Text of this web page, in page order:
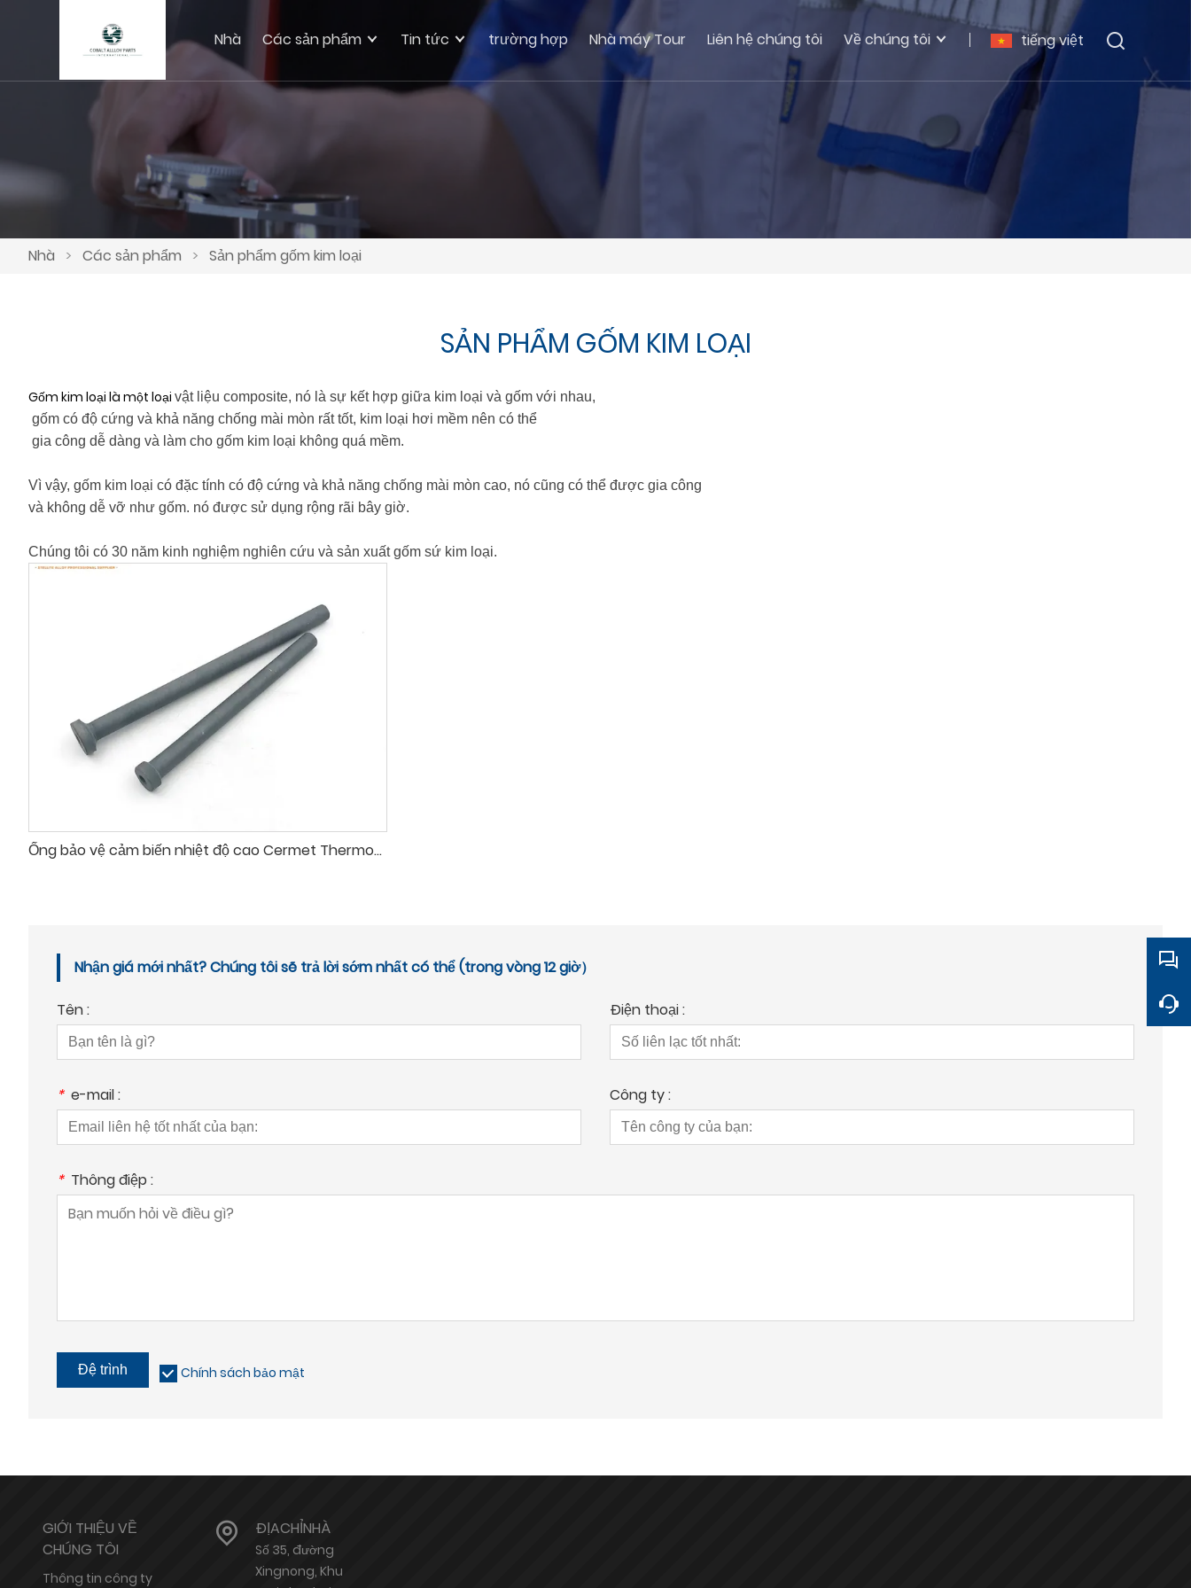
tiếng việt
Nhà Các sản phẩm Tin tức trường hợp Nhà máy Tour Liên hệ chúng tôi Về chúng tôi
Nhà > Các sản phẩm > Sản phẩm gốm kim loại
SẢN PHẨM GỐM KIM LOẠI
Gốm kim loại là một loại vật liệu composite, nó là sự kết hợp giữa kim loại và gốm với nhau,
gốm có độ cứng và khả năng chống mài mòn rất tốt, kim loại hơi mềm nên có thể
gia công dễ dàng và làm cho gốm kim loại không quá mềm.
Vì vậy, gốm kim loại có đặc tính có độ cứng và khả năng chống mài mòn cao, nó cũng có thể được gia công
và không dễ vỡ như gốm. nó được sử dụng rộng rãi bây giờ.
Chúng tôi có 30 năm kinh nghiệm nghiên cứu và sản xuất gốm sứ kim loại.
Ống bảo vệ cảm biến nhiệt độ cao Cermet Thermowell
Nhận giá mới nhất? Chúng tôi sẽ trả lời sớm nhất có thể (trong vòng 12 giờ）
Tên : Điện thoại :
* e-mail : Công ty :
* Thông điệp :
Đệ trình Chính sách bảo mật
GIỚI THIỆU VỀ
CHÚNG TÔI
Thông tin công ty
ĐỊACHỈNHÀ
Số 35, đường
Xingnong, Khu